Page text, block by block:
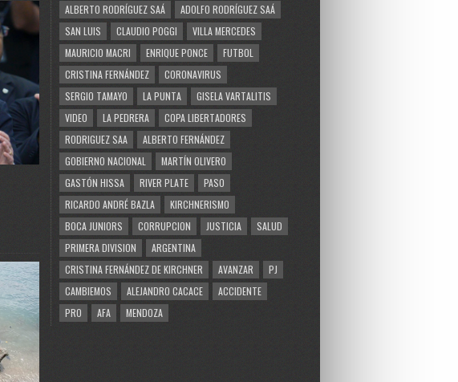
ALBERTO RODRÍGUEZ SAÁ
ADOLFO RODRÍGUEZ SAÁ
SAN LUIS
CLAUDIO POGGI
VILLA MERCEDES
MAURICIO MACRI
ENRIQUE PONCE
FUTBOL
CRISTINA FERNÁNDEZ
CORONAVIRUS
SERGIO TAMAYO
LA PUNTA
GISELA VARTALITIS
VIDEO
LA PEDRERA
COPA LIBERTADORES
RODRIGUEZ SAA
ALBERTO FERNÁNDEZ
GOBIERNO NACIONAL
MARTÍN OLIVERO
GASTÓN HISSA
RIVER PLATE
PASO
RICARDO ANDRÉ BAZLA
KIRCHNERISMO
BOCA JUNIORS
CORRUPCION JUSTICIA
SALUD
PRIMERA DIVISION
ARGENTINA
CRISTINA FERNÁNDEZ DE KIRCHNER
AVANZAR
PJ
CAMBIEMOS
ALEJANDRO CACACE
ACCIDENTE
PRO
AFA MENDOZA